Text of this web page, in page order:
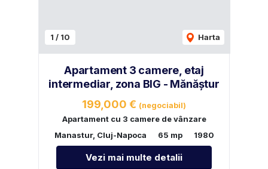
1 / 10 Harta
Apartament 3 camere, etaj
intermediar, zona BIG - Mănăștur
199,000 € (negociabil)
Apartament cu 3 camere de vânzare
Manastur, Cluj-Napoca
65 mp 1980
Vezi mai multe detalii